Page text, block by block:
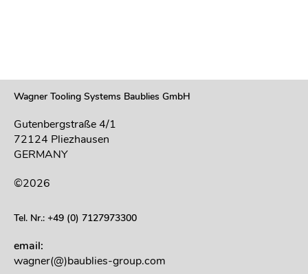
Wagner Tooling Systems Baublies GmbH
Gutenbergstraße 4/1
72124 Pliezhausen
GERMANY
©2026
Tel. Nr.: +49 (0) 7127973300
email:
wagner(@)baublies-group.com